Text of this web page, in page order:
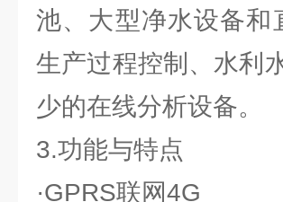
池、大型净水设备和
生产过程控制、水利
少的在线分析设备。
3.功能与特点
·GPRS联网4G